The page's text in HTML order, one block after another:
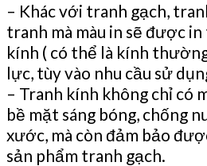
– Khác với tranh gạch,
tranh mà màu in sẽ được
kính ( có thể là kính
lực, tùy vào nhu cầu sử
– Tranh kính không chỉ có
bề mặt sáng bóng, chống
xước, mà còn đảm bảo
sản phẩm tranh gạch.